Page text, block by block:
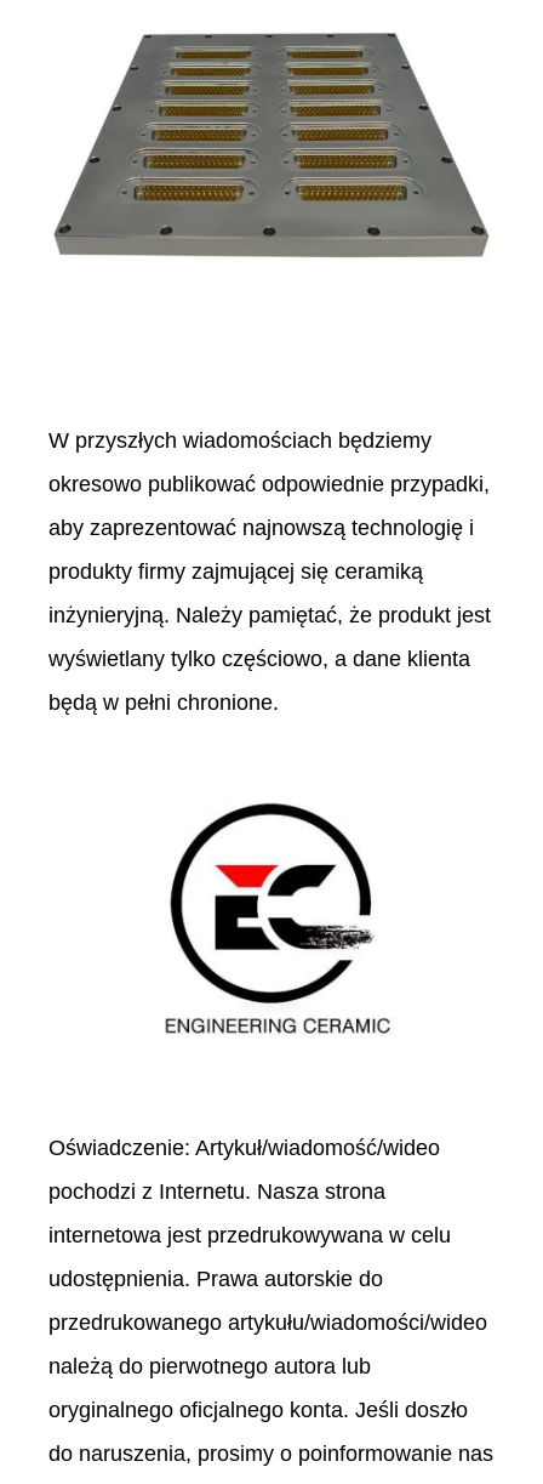
W przyszłych wiadomościach będziemy
okresowo publikować odpowiednie przypadki,
aby zaprezentować najnowszą technologię i
produkty firmy zajmującej się ceramiką
inżynieryjną. Należy pamiętać, że produkt jest
wyświetlany tylko częściowo, a dane klienta
będą w pełni chronione.
Oświadczenie: Artykuł/wiadomość/wideo
pochodzi z Internetu. Nasza strona
internetowa jest przedrukowywana w celu
udostępnienia. Prawa autorskie do
przedrukowanego artykułu/wiadomości/wideo
należą do pierwotnego autora lub
oryginalnego oficjalnego konta. Jeśli doszło
do naruszenia, prosimy o poinformowanie nas